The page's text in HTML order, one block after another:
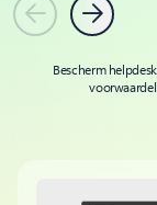
Vorige Volgende
Bescherm